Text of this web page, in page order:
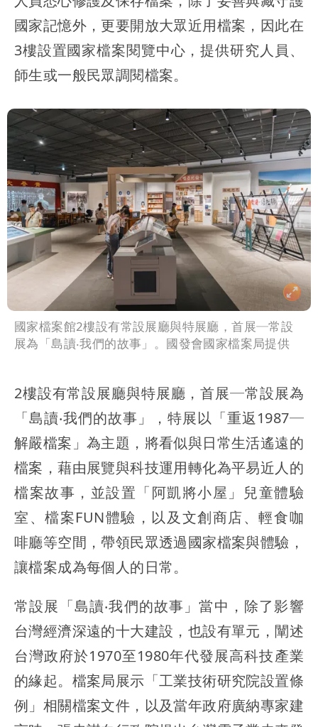
國家記憶外，更要開放大眾近用檔案，因此在
3樓設置國家檔案閱覽中心，提供研究人員、
師生或一般民眾調閱檔案。
國家檔案館2樓設有常設展廳與特展廳，首展─常設
展為「島讀‧我們的故事」。國發會國家檔案局提供
2樓設有常設展廳與特展廳，首展─常設展為
「島讀‧我們的故事」，特展以「重返1987─
解嚴檔案」為主題，將看似與日常生活遙遠的
檔案，藉由展覽與科技運用轉化為平易近人的
檔案故事，並設置「阿凱將小屋」兒童體驗
室、檔案FUN體驗，以及文創商店、輕食咖
啡廳等空間，帶領民眾透過國家檔案與體驗，
讓檔案成為每個人的日常。
常設展「島讀‧我們的故事」當中，除了影響
台灣經濟深遠的十大建設，也設有單元，闡述
台灣政府於1970至1980年代發展高科技產業
的緣起。檔案局展示「工業技術研究院設置條
例」相關檔案文件，以及當年政府廣納專家建